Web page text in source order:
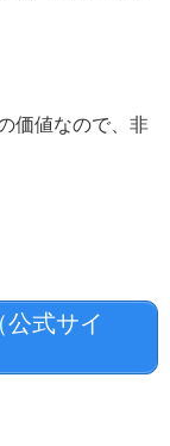
価値なので、非
公式サイ